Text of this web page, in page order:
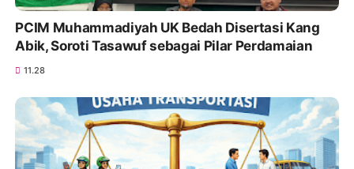
PCIM Muhammadiyah UK Bedah Disertasi Kang
Abik, Soroti Tasawuf sebagai Pilar Perdamaian
11.28